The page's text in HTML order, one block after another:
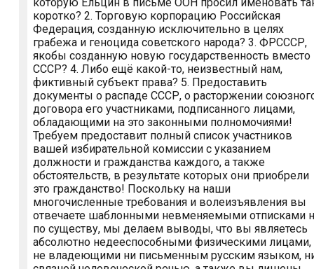
коротко? 2. Торговую корпорацию Российская
Федерация, созданную исключительно в целях
грабежа и геноцида советского народа? 3. ФРСССР,
якобы созданную новую государственность вместо
СССР? 4. Либо ещё какой-то, неизвестный нам,
фиктивный субъект права? 5. Предоставить
документы о распаде СССР, о расторжении
договора его участниками, подписанного лицами,
обладающими на это законными полномочиями!
Требуем предоставит полный список участников
вашей избирательной комиссии с указанием
должности и гражданства каждого, а также
обстоятельств, в результате которых они приобрели
это гражданство! Поскольку на наши
многочисленные требования и волеизъявления вы
отвечаете шаблонными невменяемыми отписками
по существу, мы делаем выводы, что вы являетесь
абсолютно недееспособными физическими лицами,
не владеющими ни письменным русским языком,